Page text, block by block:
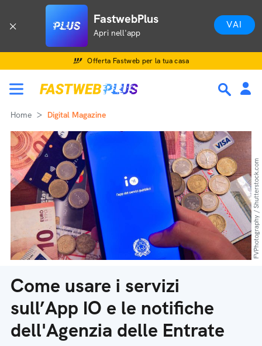
FastwebPlus
Apri nell'app
VAI
Offerta Fastweb per la tua casa
Home Digital Magazine
Come usare i servizi
sull’App IO e le notifiche
dell'Agenzia delle Entrate
FVPhotography / Shutterstock.com